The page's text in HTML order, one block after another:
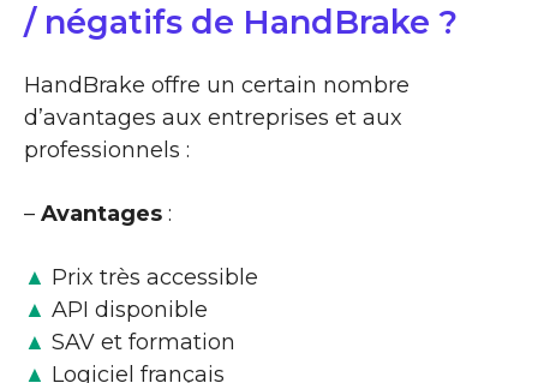
/ négatifs de HandBrake ?
HandBrake offre un certain nombre
d’avantages aux entreprises et aux
professionnels :
– Avantages :
▲ Prix très accessible
▲ API disponible
▲ SAV et formation
▲ Logiciel français